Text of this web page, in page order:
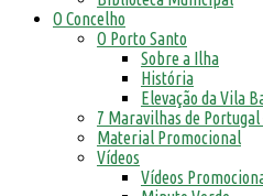
O Concelho
O Porto Santo
Sobre a Ilha
História
Elevação da Vila
7 Maravilhas de Portugal
Material Promocional
Vídeos
Vídeos